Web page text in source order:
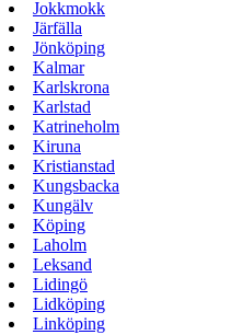
Jokkmokk
Järfälla
Jönköping
Kalmar
Karlskrona
Karlstad
Katrineholm
Kiruna
Kristianstad
Kungsbacka
Kungälv
Köping
Laholm
Leksand
Lidingö
Lidköping
Linköping